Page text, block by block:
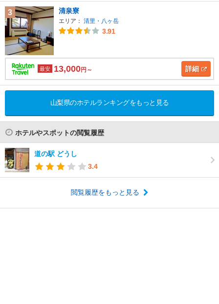
3 清泉寮
エリア： 清里・八ヶ岳
3.91
最安 13,000円～ 詳細
山梨県のホテルランキングをもっと見る
ホテルやスポットの閲覧履歴
道の駅 どうし
3.4
閲覧履歴をもっと見る